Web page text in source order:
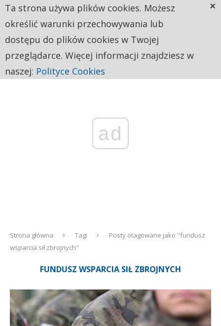
ad
Strona główna Tagi
Posty otagowane jako "fundusz
wsparcia sił zbrojnych"
FUNDUSZ WSPARCIA SIŁ ZBROJNYCH
Ta strona używa plików cookies. Możesz
określić warunki przechowywania lub
dostępu do plików cookies w Twojej
przeglądarce. Więcej informacji znajdziesz w
naszej: Polityce Cookies
×